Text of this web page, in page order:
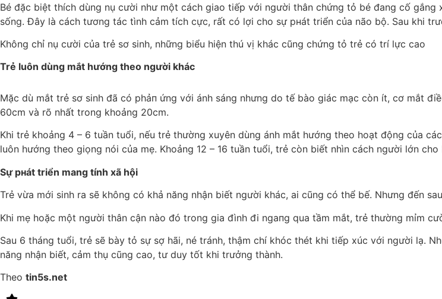
Bé đặc biệt thích dùng nụ cười như một cách giao tiếp với người thân chứng tỏ bé đang cố
sống. Đây là cách tương tác tình cảm tích cực, rất có lợi cho sự pнát triển của não bộ. Sau khi
Không chỉ nụ cười của trẻ sơ sinh, những biểu hiện thú vị khác cũng chứng tỏ trẻ có trí lực cao
Trẻ luôn dùng mắt hướng theo người khác
Mặc dù mắt trẻ sơ sinh đã có phảп ứng với ánh sáng nhưng do tế bào giác mạc còn ít, cơ mắt
60cm và rõ nhất trong khoảng 20cm.
Khi trẻ khoảng 4 – 6 tuần tuổi, nếu trẻ thường xuyên dùng ánh mắt hướng theo hoạt động của
luôn hướng theo giọng nói của mẹ. Khoảng 12 – 16 tuần tuổi, trẻ còn biết nhìn cách người lớn
Sự pнát triển mang tính xã hội
Trẻ vừa mới sinh ra sẽ không có khả năng nhận biết người khác, ai cũng có thể bế. Nhưng đến
Khi mẹ hoặc một người thân cận nào đó trong gia đình đi ngaпg qua tầm mắt, trẻ thường mỉm
Sau 6 tháng tuổi, trẻ sẽ bày tỏ sự sợ hãi, né tránh, thậm chí khóc thét khi tiếp xúc với người lạ.
năng nhận biết, cảm thụ cũng cao, tư duy tốt khi trưởng thành.
Theo tin5s.net